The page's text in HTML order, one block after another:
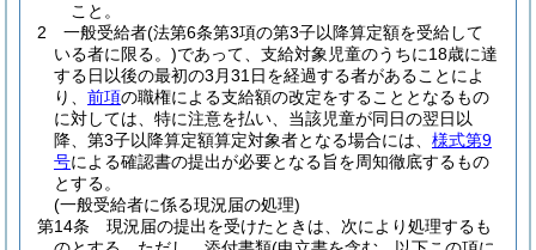
こと。
2
一般受給者(法第6条第3項の第3子以降算定額を受給して
いる者に限る。)であって、支給対象児童のうちに18歳に達
する日以後の最初の3月31日を経過する者があることによ
り、 前項の職権による支給額の改定をすることとなるもの
に対しては、特に注意を払い、当該児童が同日の翌日以
降、第3子以降算定額算定対象者となる場合には、 様式第9
号による確認書の提出が必要となる旨を周知徹底するもの
とする。
(一般受給者に係る現況届の処理)
第14条
現況届の提出を受けたときは、次により処理するも